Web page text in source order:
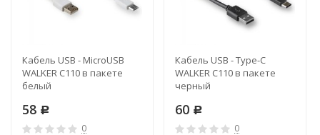
Кабель USB - MicroUSB
WALKER C110 в пакете
белый
58 Р
0
Кабель USB - Type-C
WALKER C110 в пакете
черный
60 Р
0